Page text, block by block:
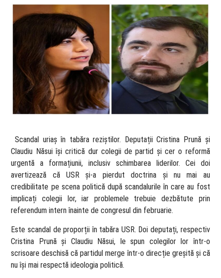
​ Scandal uriaș în tabăra reziștilor. Deputații Cristina Prună și
Claudiu Năsui își critică dur colegii de partid și cer o reformă
urgentă a formațiunii, inclusiv schimbarea liderilor. Cei doi
avertizează că USR și-a pierdut doctrina și nu mai au
credibilitate pe scena politică după scandalurile în care au fost
implicați colegii lor, iar problemele trebuie dezbătute prin
referendum intern înainte de congresul din februarie.
Este scandal de proporții în tabăra USR. Doi deputați, respectiv
Cristina Prună și Claudiu Năsui, le spun colegilor lor într-o
scrisoare deschisă că partidul merge într-o direcție greșită și că
nu își mai respectă ideologia politică.